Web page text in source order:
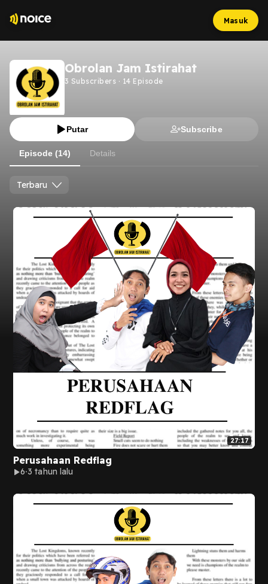
Masuk
Obrolan Jam Istirahat
3 Subscribers · 14 Episode
Putar Subscribe
Episode (14) Details
Terbaru
27:17
Perusahaan Redflag
6 3 tahun lalu